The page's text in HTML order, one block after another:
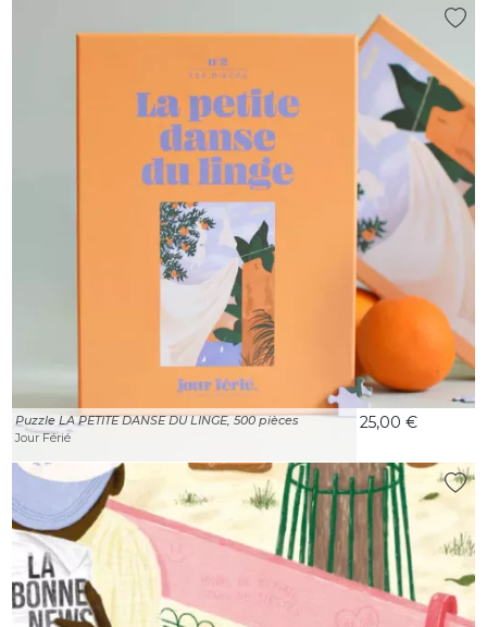
Puzzle LA PETITE DANSE DU LINGE, 500 pièces
Jour Férié
25,00 €